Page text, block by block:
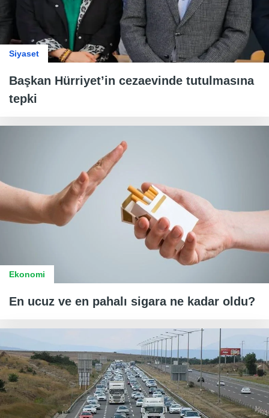
Siyaset
Başkan Hürriyet’in cezaevinde tutulmasına
tepki
Ekonomi
En ucuz ve en pahalı sigara ne kadar oldu?